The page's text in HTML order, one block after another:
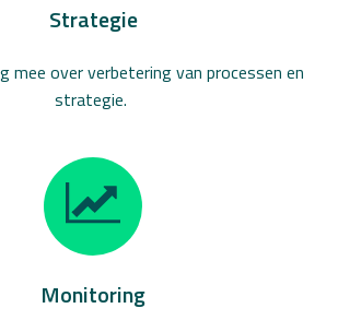
Strategie
mee over verbetering van processen en
strategie.
Monitoring